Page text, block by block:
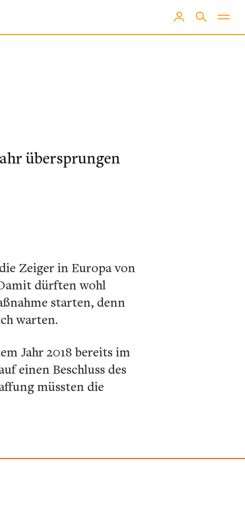
übersprungen
Zeiger in Europa von
dürften wohl
starten, denn
warten.
Jahr 2018 bereits im
einen Beschluss des
müssten die